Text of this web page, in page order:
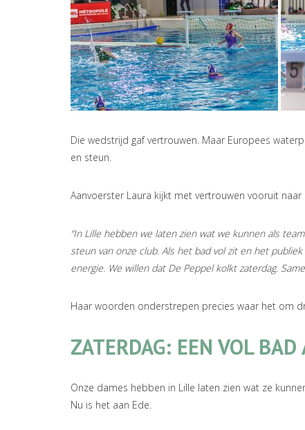
Die wedstrijd gaf vertrouwen. Maar Europees
en steun.
Aanvoerster Laura kijkt met vertrouwen vooruit naar
“In Lille hebben we laten zien wat we kunnen als
steun van onze club. Als het bad vol zit en het
energie. We willen dat De Peppel kolkt zaterdag.
Haar woorden onderstrepen precies waar het om
ZATERDAG: EEN VOL
Onze dames hebben in Lille laten zien wat ze
Nu is het aan Ede.